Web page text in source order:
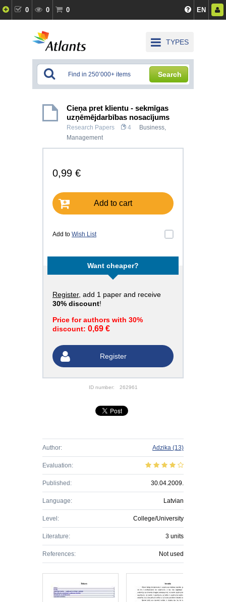
0 0 0 EN
TYPES
Search
Cieņa pret klientu - sekmīgas
uzņēmējdarbības nosacījums
Research Papers 4 Business,
Management
0,99 €
Add to cart
Add to Wish List
Want cheaper?
Register, add 1 paper and receive
30% discount!
Price for authors with 30%
discount: 0,69 €
Register
ID number: 262961
Author: Adzika (13)
Evaluation:
Published: 30.04.2009.
Language: Latvian
Level: College/University
Literature: 3 units
References: Not used